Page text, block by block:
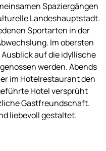
Spaziergängen
Landeshauptstadt.
Sportarten in der
Im obersten
auf die idyllische
werden. Abends
im Hotelrestaurant den
Hotel versprüht
Gastfreundschaft.
liebevoll gestaltet.